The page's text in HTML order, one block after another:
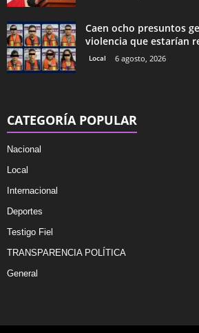
Caen ocho presuntos
violencia que estarían
Local 6 agosto, 2026
CATEGORÍA POPULAR
Nacional
Local
Internacional
Deportes
Testigo Fiel
TRANSPARENCIA POLÍTICA
General